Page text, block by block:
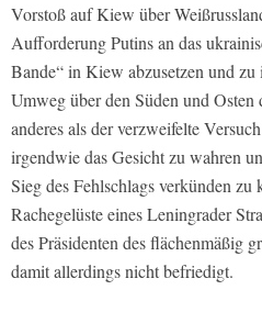
Vorstoß auf Kiew über
Aufforderung Putins an das
Bande“ in Kiew abzusetzen und
Umweg über den Süden und Osten
anderes als der verzweifelte
irgendwie das Gesicht zu wahren
Sieg des Fehlschlags verkünden
Rachegelüste eines Leningrader
des Präsidenten des flächenmäßig
damit allerdings nicht befriedigt.